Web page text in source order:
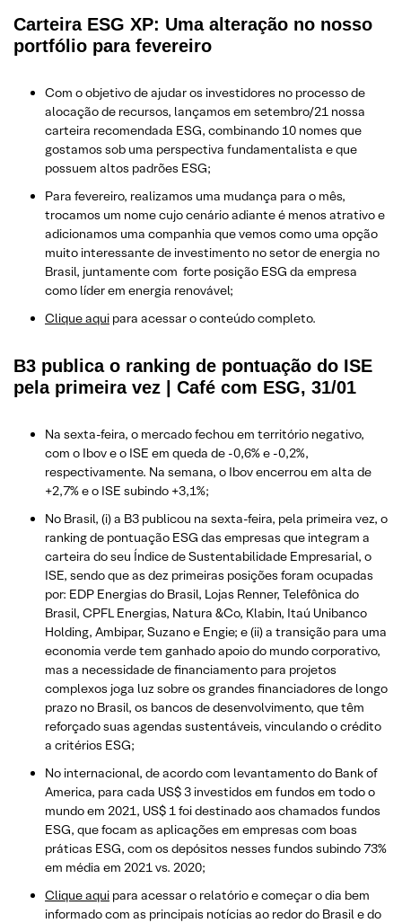
Carteira ESG XP: Uma alteração no nosso
portfólio para fevereiro
Com o objetivo de ajudar os investidores no processo de
alocação de recursos, lançamos em setembro/21 nossa
carteira recomendada ESG, combinando 10 nomes que
gostamos sob uma perspectiva fundamentalista e que
possuem altos padrões ESG;
Para fevereiro, realizamos uma mudança para o mês,
trocamos um nome cujo cenário adiante é menos atrativo e
adicionamos uma companhia que vemos como uma opção
muito interessante de investimento no setor de energia no
Brasil, juntamente com forte posição ESG da empresa
como líder em energia renovável;
Clique aqui para acessar o conteúdo completo.
B3 publica o ranking de pontuação do ISE
pela primeira vez | Café com ESG, 31/01
Na sexta-feira, o mercado fechou em território negativo,
com o Ibov e o ISE em queda de -0,6% e -0,2%,
respectivamente. Na semana, o Ibov encerrou em alta de
+2,7% e o ISE subindo +3,1%;
No Brasil, (i) a B3 publicou na sexta-feira, pela primeira vez, o
ranking de pontuação ESG das empresas que integram a
carteira do seu Índice de Sustentabilidade Empresarial, o
ISE, sendo que as dez primeiras posições foram ocupadas
por: EDP Energias do Brasil, Lojas Renner, Telefônica do
Brasil, CPFL Energias, Natura &Co, Klabin, Itaú Unibanco
Holding, Ambipar, Suzano e Engie; e (ii) a transição para uma
economia verde tem ganhado apoio do mundo corporativo,
mas a necessidade de financiamento para projetos
complexos joga luz sobre os grandes financiadores de longo
prazo no Brasil, os bancos de desenvolvimento, que têm
reforçado suas agendas sustentáveis, vinculando o crédito
a critérios ESG;
No internacional, de acordo com levantamento do Bank of
America, para cada US$ 3 investidos em fundos em todo o
mundo em 2021, US$ 1 foi destinado aos chamados fundos
ESG, que focam as aplicações em empresas com boas
práticas ESG, com os depósitos nesses fundos subindo 73%
em média em 2021 vs. 2020;
Clique aqui para acessar o relatório e começar o dia bem
informado com as principais notícias ao redor do Brasil e do